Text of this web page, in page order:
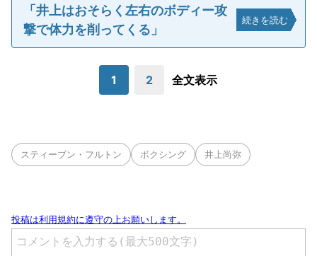
「井上はおそらく左右のボディー攻
撃で体力を削ってくる」
続きを読む
1 2 全文表示
スティーブン・フルトン ボクシング 井上尚弥